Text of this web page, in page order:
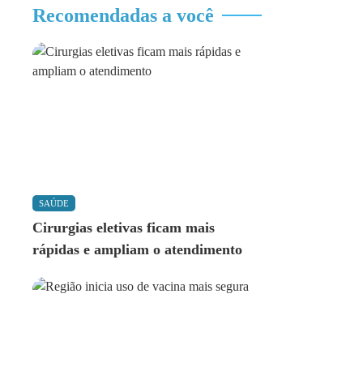
Recomendadas a você
SAÚDE
Cirurgias eletivas ficam mais
rápidas e ampliam o atendimento